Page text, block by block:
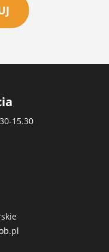
15.30